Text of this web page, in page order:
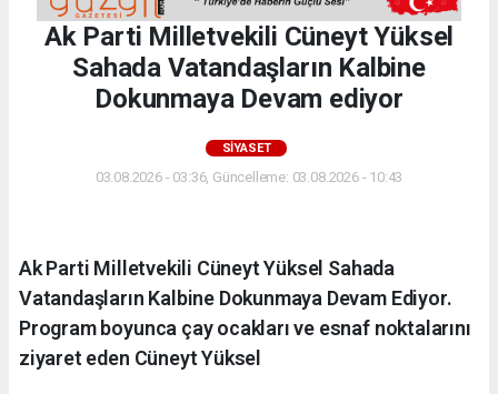
Ak Parti Milletvekili Cüneyt Yüksel
Sahada Vatandaşların Kalbine
Dokunmaya Devam ediyor
SIYASET
03.08.2026 - 03:36, Güncelleme: 03.08.2026 - 10:43
Ak Parti Milletvekili Cüneyt Yüksel Sahada
Vatandaşların Kalbine Dokunmaya Devam Ediyor.
Program boyunca çay ocakları ve esnaf noktalarını
ziyaret eden Cüneyt Yüksel